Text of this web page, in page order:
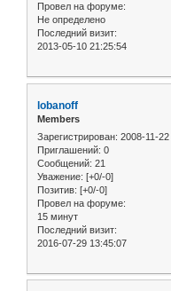
Провел на форуме:
Не определено
Последний визит:
2013-05-10 21:25:54
lobanoff
Members
Зарегистрирован: 2008-11-22
Приглашений: 0
Сообщений: 21
Уважение: [+0/-0]
Позитив: [+0/-0]
Провел на форуме:
15 минут
Последний визит:
2016-07-29 13:45:07